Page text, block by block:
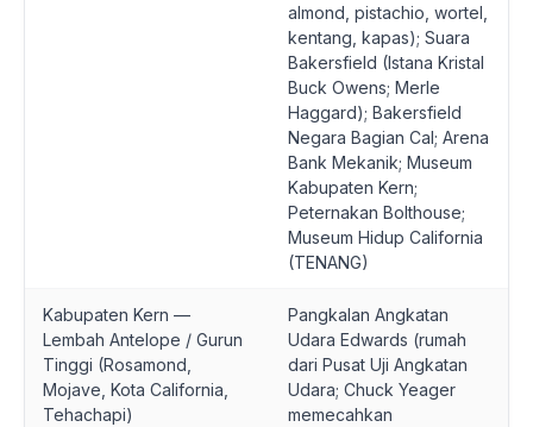
almond, pistachio, wortel,
kentang, kapas); Suara
Bakersfield (Istana Kristal
Buck Owens; Merle
Haggard); Bakersfield
Negara Bagian Cal; Arena
Bank Mekanik; Museum
Kabupaten Kern;
Peternakan Bolthouse;
Museum Hidup California
(TENANG)
Kabupaten Kern —
Lembah Antelope / Gurun
Tinggi (Rosamond,
Mojave, Kota California,
Tehachapi)
Pangkalan Angkatan
Udara Edwards (rumah
dari Pusat Uji Angkatan
Udara; Chuck Yeager
memecahkan